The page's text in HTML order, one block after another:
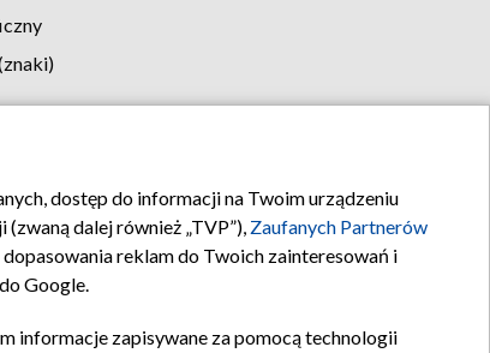
Kontakt
dostęp do informacji na Twoim urządzeniu
dalej również „TVP”), Zaufanych Partnerów
reklam do Twoich zainteresowań i
Google.
informacje zapisywane za pomocą technologii